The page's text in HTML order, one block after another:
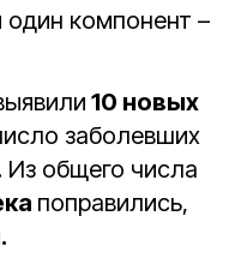
один компонент –
10 новых
заболевших
Из общего числа
поправились,